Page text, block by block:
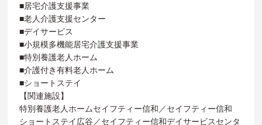
■居宅介護支援事業
■老人介護支援センター
■デイサービス
■小規模多機能居宅介護支援事業
■特別養護老人ホーム
■介護付き有料老人ホーム
■ショートステイ
【関連施設】
特別養護老人ホームセイフティー信和／セイフティー信和
ショートステイ広谷／セイフティー信和デイサービスセンタ